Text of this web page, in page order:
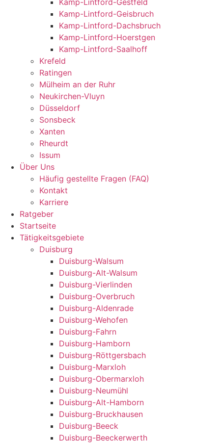
Kamp-Lintford-Gestfeld
Kamp-Lintford-Geisbruch
Kamp-Lintford-Dachsbruch
Kamp-Lintford-Hoerstgen
Kamp-Lintford-Saalhoff
Krefeld
Ratingen
Mülheim an der Ruhr
Neukirchen-Vluyn
Düsseldorf
Sonsbeck
Xanten
Rheurdt
Issum
Über Uns
Häufig gestellte Fragen (FAQ)
Kontakt
Karriere
Ratgeber
Startseite
Tätigkeitsgebiete
Duisburg
Duisburg-Walsum
Duisburg-Alt-Walsum
Duisburg-Vierlinden
Duisburg-Overbruch
Duisburg-Aldenrade
Duisburg-Wehofen
Duisburg-Fahrn
Duisburg-Hamborn
Duisburg-Röttgersbach
Duisburg-Marxloh
Duisburg-Obermarxloh
Duisburg-Neumühl
Duisburg-Alt-Hamborn
Duisburg-Bruckhausen
Duisburg-Beeck
Duisburg-Beeckerwerth